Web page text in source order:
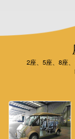
2座、5座、8座